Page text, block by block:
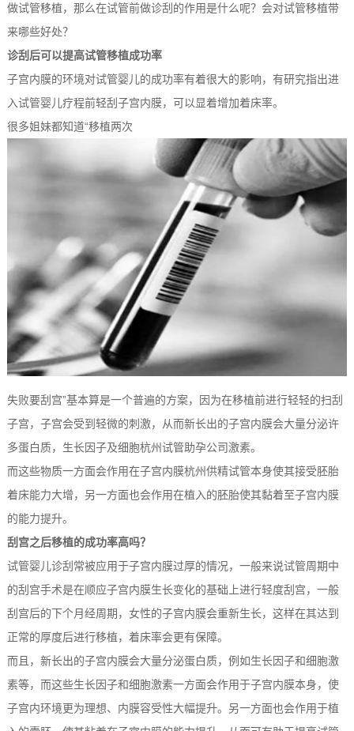
做试管移植，那么在试管前做诊刮的作用是什么呢？会对试管移植带
来哪些好处？
诊刮后可以提高试管移植成功率
子宫内膜的环境对试管婴儿的成功率有着很大的影响，有研究指出进
入试管婴儿疗程前轻刮子宫内膜，可以显着增加着床率。
很多姐妹都知道“移植两次
失败要刮宫”基本算是一个普遍的方案，因为在移植前进行轻轻的扫刮
子宫，子宫会受到轻微的刺激，从而新长出的子宫内膜会大量分泌许
多蛋白质，生长因子及细胞杭州试管助孕公司激素。
而这些物质一方面会作用在子宫内膜杭州供精试管本身使其接受胚胎
着床能力大增，另一方面也会作用在植入的胚胎使其黏着至子宫内膜
的能力提升。
刮宫之后移植的成功率高吗？
试管婴儿诊刮常被应用于子宫内膜过厚的情况，一般来说试管周期中
的刮宫手术是在顺应子宫内膜生长变化的基础上进行轻度刮宫，一般
刮宫后的下个月经周期，女性的子宫内膜会重新生长，这样在其达到
正常的厚度后进行移植，着床率会更有保障。
而且，新长出的子宫内膜会大量分泌蛋白质，例如生长因子和细胞激
素等，而这些生长因子和细胞激素一方面会作用于子宫内膜本身，使
子宫内环境更为理想、内膜容受性大幅提升。另一方面也会作用于植